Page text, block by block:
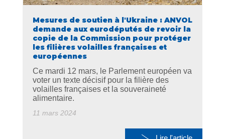
Mesures de soutien à l'Ukraine : ANVOL
demande aux eurodéputés de revoir la
copie de la Commission pour protéger
les filières volailles françaises et
européennes
Ce mardi 12 mars, le Parlement européen va
voter un texte décisif pour la filière des
volailles françaises et la souveraineté
alimentaire.
11 mars 2024